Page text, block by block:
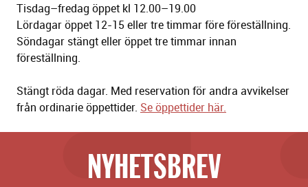
Tisdag–fredag öppet kl 12.00–19.00
Lördagar öppet 12-15 eller tre timmar före föreställning.
Söndagar stängt eller öppet tre timmar innan
föreställning.
Stängt röda dagar. Med reservation för andra avvikelser
från ordinarie öppettider. Se öppettider här.
NYHETSBREV